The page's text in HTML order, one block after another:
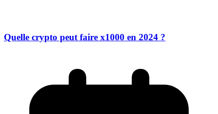
Quelle crypto peut faire x1000 en 2024 ?